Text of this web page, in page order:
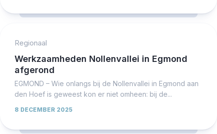
Regionaal
Werkzaamheden Nollenvallei in Egmond
afgerond
EGMOND – Wie onlangs bij de Nollenvallei in Egmond aan
den Hoef is geweest kon er niet omheen: bij de...
8 DECEMBER 2025